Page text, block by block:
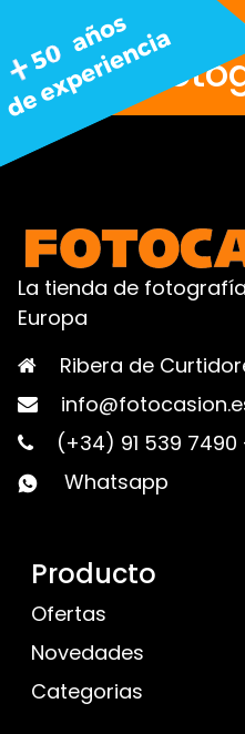
Nos
La tienda de
Europa
Ribera de
(+34) 91 539 7490
Whatsapp
Producto
Ofertas
Novedades
Categorias